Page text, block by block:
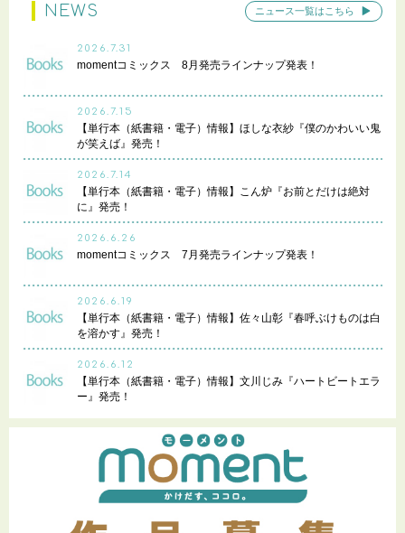
NEWS ニュース一覧はこちら
2026.7.31
momentコミックス 8月発売ラインナップ発表！
2026.7.15
【単行本（紙書籍・電子）情報】ほしな衣紗『僕のかわいい鬼
が笑えば』発売！
2026.7.14
【単行本（紙書籍・電子）情報】こん炉『お前とだけは絶対
に』発売！
2026.6.26
momentコミックス 7月発売ラインナップ発表！
2026.6.19
【単行本（紙書籍・電子）情報】佐々山彰『春呼ぶけものは白
を溶かす』発売！
2026.6.12
【単行本（紙書籍・電子）情報】文川じみ『ハートビートエラ
ー』発売！